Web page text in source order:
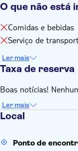
O que não está
Comidas e bebidas
Serviço de
Ler mais
Taxa de reserva
Boas notícias!
Ler mais
Local
Ponto de